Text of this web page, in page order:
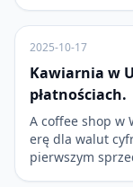
2025-10-17
Kawiarnia w
płatnościach.
A coffee shop w
erę dla walut
pierwszym